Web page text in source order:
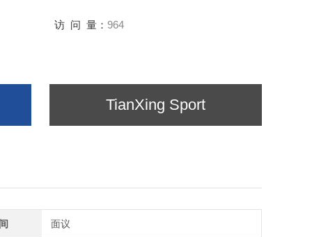
访 问 量： 964
TianXing Sport
面议